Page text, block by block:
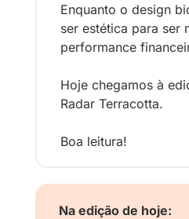
Enquanto o design
ser estética para ser
performance
Hoje chegamos à
Radar Terracotta.
Boa leitura!
Na edição de hoje: